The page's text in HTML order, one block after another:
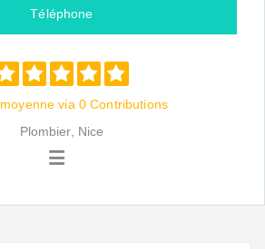
Téléphone
via 0 Contributions
Plombier, Nice